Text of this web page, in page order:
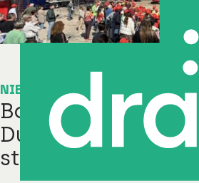
NIEUWS
Bouw nieuwe Henri
Dunantschool
start